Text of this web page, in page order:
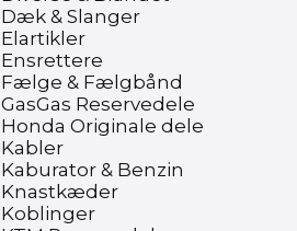
Dæk & Slanger
Elartikler
Ensrettere
Fælge & Fælgbånd
GasGas Reservedele
Honda Originale dele
Kabler
Kaburator & Benzin
Knastkæder
Koblinger